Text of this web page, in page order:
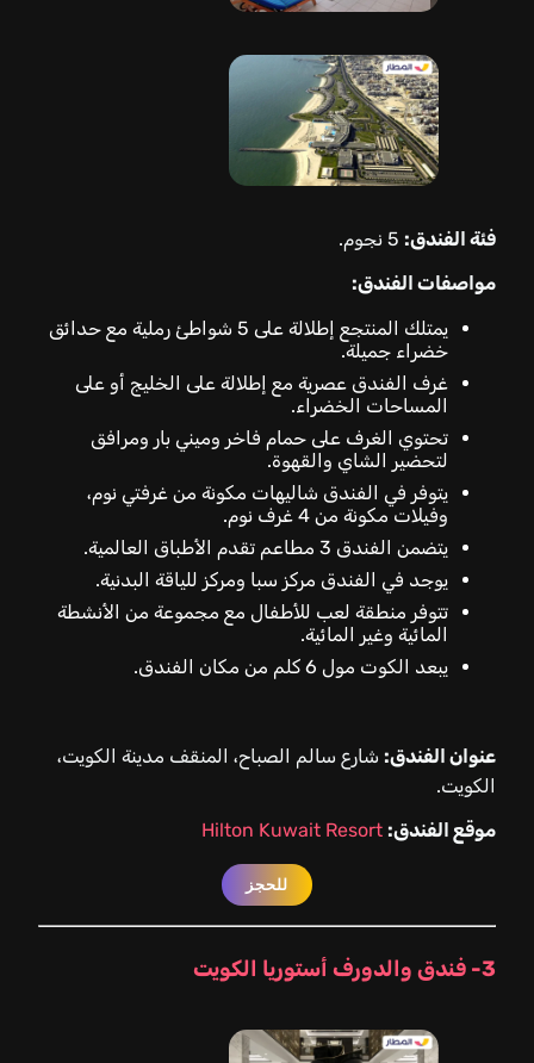
فئة الفندق:
مواصفات الفندق:
يمتلك المنتجع إطلالة على 5 شواطئ رملية مع حدائق
خضراء جميلة.
غرف الفندق عصرية مع إطلالة على الخليج أو على
المساحات الخضراء.
تحتوي الغرف على حمام فاخر وميني بار ومرافق
لتحضير الشاي والقهوة.
يتوفر في الفندق شاليهات مكونة من غرفتي نوم،
وفيلات مكونة من 4 غرف نوم.
يتضمن الفندق 3 مطاعم تقدم الأطباق العالمية.
يوجد في الفندق مركز سبا ومركز للياقة البدنية.
تتوفر منطقة لعب للأطفال مع مجموعة من الأنشطة
المائية وغير المائية.
يبعد الكوت مول 6 كلم من مكان الفندق.
عنوان الفندق: شارع سالم الصباح، المنقف مدينة الكويت،
الكويت.
موقع الفندق: Hilton Kuwait Resort
للحجز
3- فندق والدورف أستوريا الكويت